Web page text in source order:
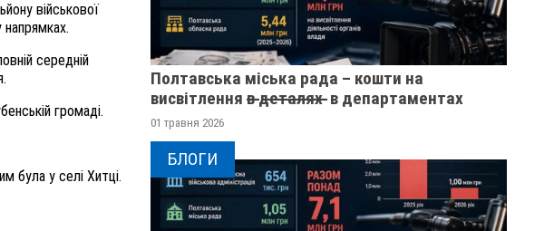
військової
середній
громаді.
була у селі Хитці.
Полтавська міська рада – кошти на
висвітлення в̶ ̶д̶е̶т̶а̶л̶я̶х̶ ̶ в департаментах
01 травня 2026
БЛОГИ